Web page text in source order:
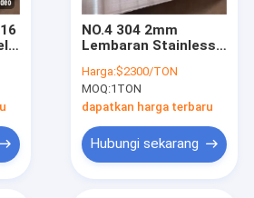
NO.4 304 2mm
Lembaran Stainless
Gauge 0,036 12 X 5
Harga:$2300/TON
MOQ:1TON
dapatkan harga terbaru
Hubungi sekarang